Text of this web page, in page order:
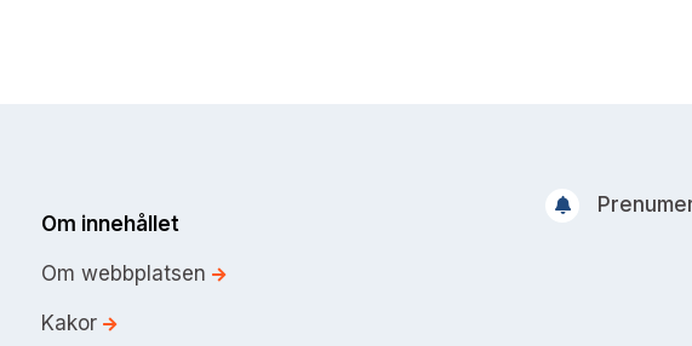
Om innehållet
Om webbplatsen
Kakor